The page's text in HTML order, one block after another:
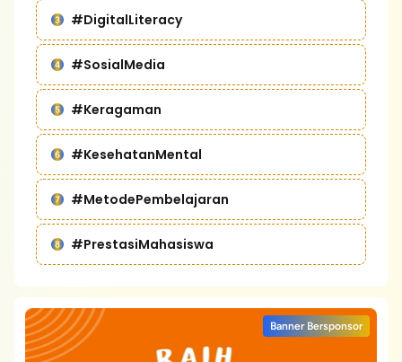
#DigitalLiteracy
#SosialMedia
#Keragaman
#KesehatanMental
#MetodePembelajaran
#PrestasiMahasiswa
Banner Bersponsor